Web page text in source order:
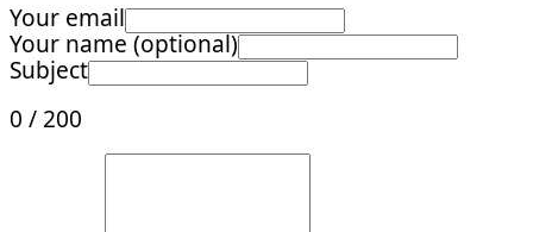
Your email
Your name (optional)
Subject
0 / 200